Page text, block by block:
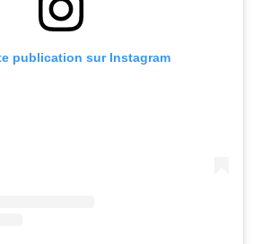
publication sur Instagram